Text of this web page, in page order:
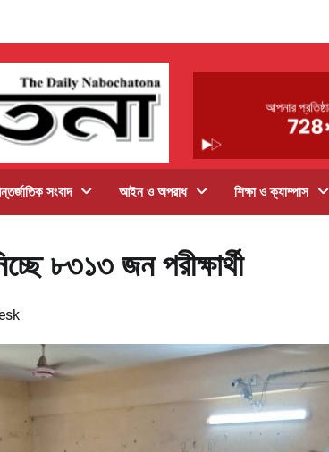
সংবাদ আইন ও অপরাধ শিক্ষা ও ক্যাম্পাস
৮৩১৩ জন পরীক্ষার্থী